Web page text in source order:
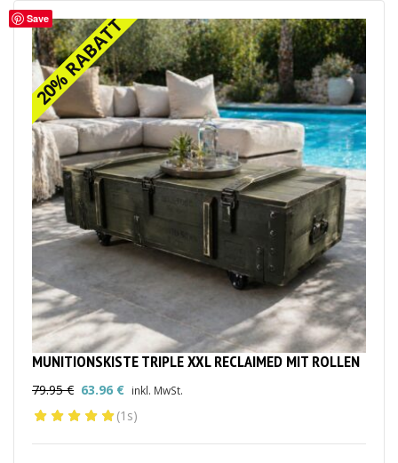
Save
20% RABATT
20% RABATT
MUNITIONSKISTE TRIPLE XXL RECLAIMED MIT ROLLEN
79.95€
Ursprünglicher
Preis
war:
63.96 €
Aktueller
Preis
ist:
inkl. MwSt.
(1s)